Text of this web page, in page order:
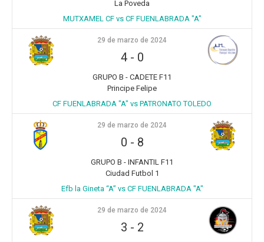
La Poveda
MUTXAMEL CF vs CF FUENLABRADA "A"
29 de marzo de 2024
4- 0
GRUPO B - CADETE F11
Principe Felipe
CF FUENLABRADA "A" vs PATRONATO TOLEDO
29 de marzo de 2024
0 - 8
GRUPO B - INFANTIL F11
Ciudad Futbol 1
Efb la Gineta “A” vs CF FUENLABRADA "A"
29 de marzo de 2024
3 - 2